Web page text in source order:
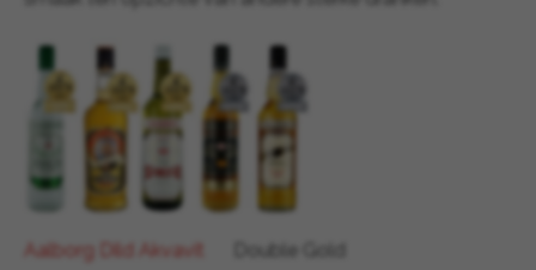
Aalborg Dild Akvavit Double Gold